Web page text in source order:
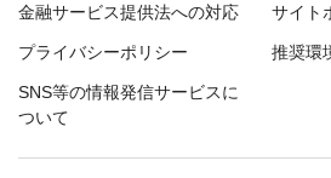
金融サービス提供法への対応 サイト
プライバシーポリシー 推奨環
SNS等の情報発信サービスに
ついて